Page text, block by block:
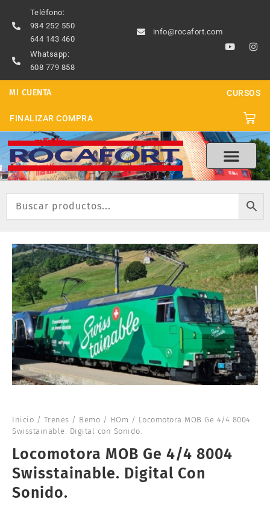
contenido
Teléfono:
934 252 550
644 143 460
Whatsapp:
608 779 858
info@rocafort.com
Y
o
u
b
e
I
n
a
g
r
m
MI CUENTA CURSOS
FINALIZAR COMPRA
Inicio / Trenes / Bemo / HOm / Locomotora MOB Ge 4/4 8004
Swisstainable. Digital con Sonido.
Locomotora MOB Ge 4/4 8004
Swisstainable. Digital Con
Sonido.